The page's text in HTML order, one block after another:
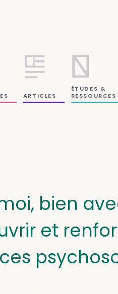
ARTICLES
ÉTUDES &
RESSOURCES
bien
et